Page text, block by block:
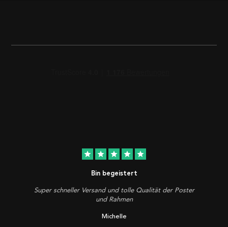
star star star star star
Bin begeistert
Super schneller Versand und tolle Qualität der Poster
und Rahmen
Michelle